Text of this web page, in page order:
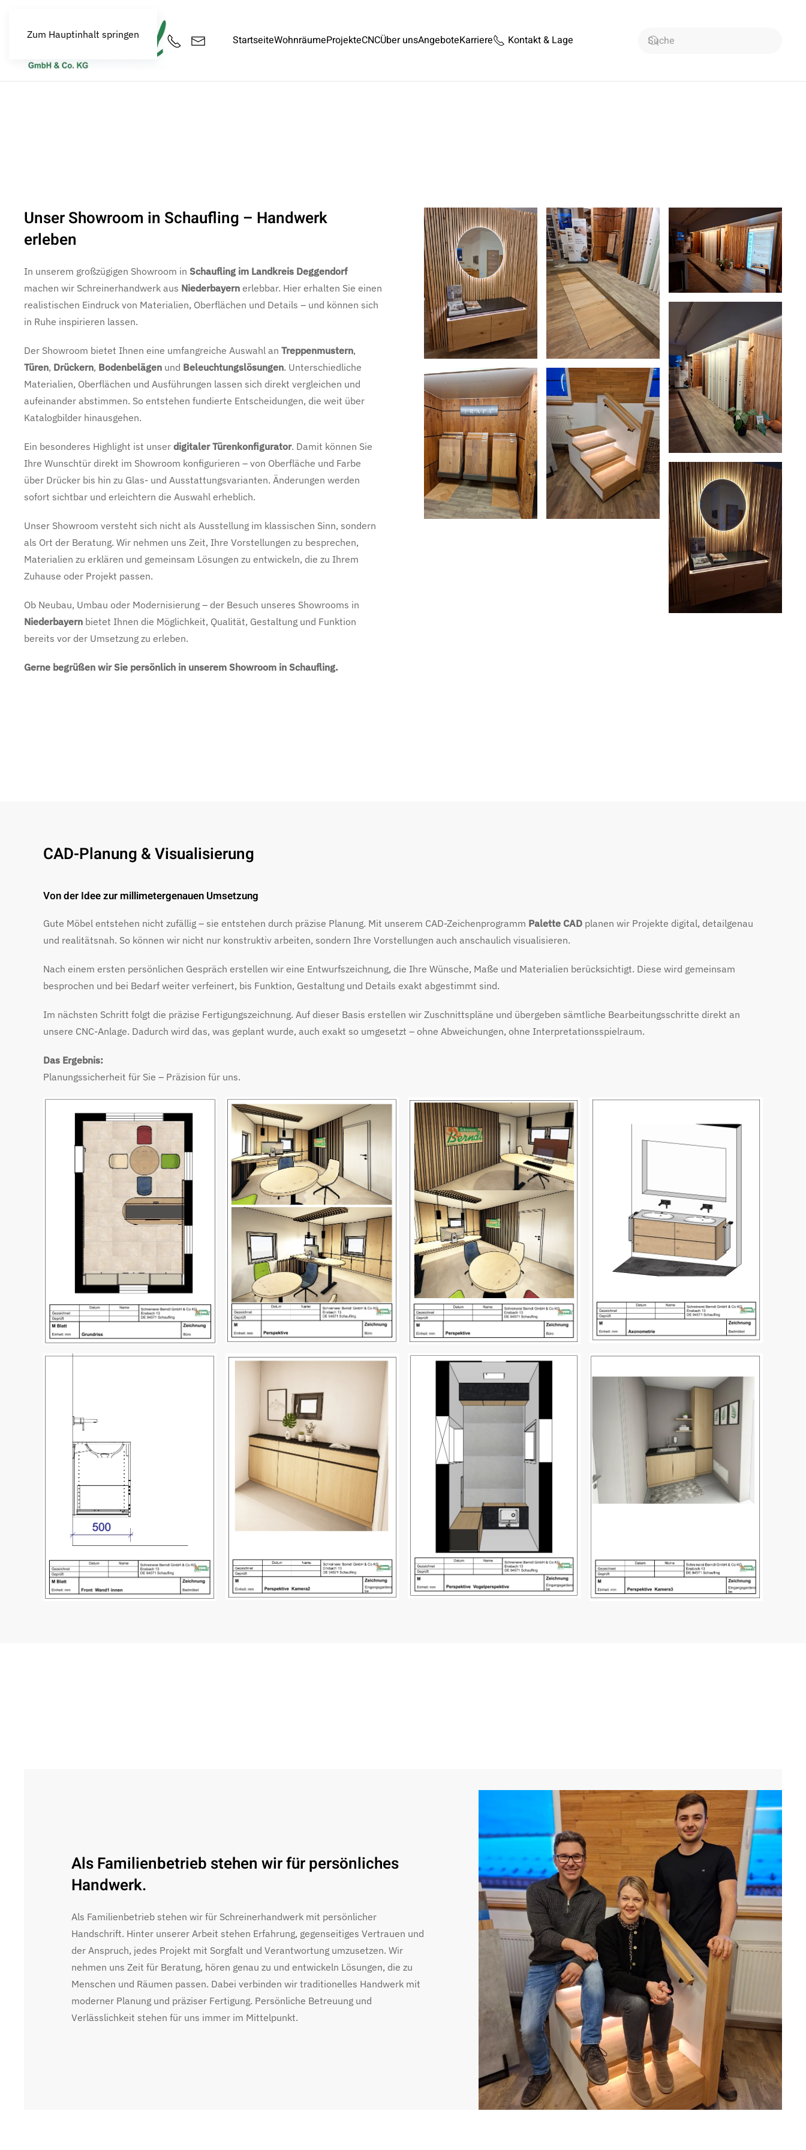
Zum Hauptinhalt springen StartseiteWohnräumeProjekteCNCÜber unsAngeboteKarriere Kontakt & Lage
Unser Showroom in Schaufling – Handwerk
erleben
In unserem großzügigen Showroom in Schaufling im Landkreis Deggendorf
machen wir Schreinerhandwerk aus Niederbayern erlebbar. Hier erhalten Sie einen
realistischen Eindruck von Materialien, Oberflächen und Details – und können sich
in Ruhe inspirieren lassen.
Der Showroom bietet Ihnen eine umfangreiche Auswahl an Treppenmustern,
Türen, Drückern, Bodenbelägen und Beleuchtungslösungen. Unterschiedliche
Materialien, Oberflächen und Ausführungen lassen sich direkt vergleichen und
aufeinander abstimmen. So entstehen fundierte Entscheidungen, die weit über
Katalogbilder hinausgehen.
Ein besonderes Highlight ist unser digitaler Türenkonfigurator. Damit können Sie
Ihre Wunsch­tür direkt im Showroom konfigurieren – von Oberfläche und Farbe
über Drücker bis hin zu Glas- und Ausstattungsvarianten. Änderungen werden
sofort sichtbar und erleichtern die Auswahl erheblich.
Unser Showroom versteht sich nicht als Ausstellung im klassischen Sinn, sondern
als Ort der Beratung. Wir nehmen uns Zeit, Ihre Vorstellungen zu besprechen,
Materialien zu erklären und gemeinsam Lösungen zu entwickeln, die zu Ihrem
Zuhause oder Projekt passen.
Ob Neubau, Umbau oder Modernisierung – der Besuch unseres Showrooms in
Niederbayern bietet Ihnen die Möglichkeit, Qualität, Gestaltung und Funktion
bereits vor der Umsetzung zu erleben.
Gerne begrüßen wir Sie persönlich in unserem Showroom in Schaufling.
CAD-Planung & Visualisierung
Von der Idee zur millimetergenauen Umsetzung
Gute Möbel entstehen nicht zufällig – sie entstehen durch präzise Planung. Mit unserem CAD-Zeichenprogramm Palette CAD planen wir Projekte digital, detailgenau
und realitätsnah. So können wir nicht nur konstruktiv arbeiten, sondern Ihre Vorstellungen auch anschaulich visualisieren.
Nach einem ersten persönlichen Gespräch erstellen wir eine Entwurfszeichnung, die Ihre Wünsche, Maße und Materialien berücksichtigt. Diese wird gemeinsam
besprochen und bei Bedarf weiter verfeinert, bis Funktion, Gestaltung und Details exakt abgestimmt sind.
Im nächsten Schritt folgt die präzise Fertigungszeichnung. Auf dieser Basis erstellen wir Zuschnittspläne und übergeben sämtliche Bearbeitungsschritte direkt an
unsere CNC-Anlage. Dadurch wird das, was geplant wurde, auch exakt so umgesetzt – ohne Abweichungen, ohne Interpretationsspielraum.
Das Ergebnis:
Planungssicherheit für Sie – Präzision für uns.
Bild öffnen Bild öffnen Bild öffnen Bild öffnen
Bild öffnen Bild öffnen Bild öffnen
Als Familienbetrieb stehen wir für persönliches
Handwerk.
Als Familienbetrieb stehen wir für Schreinerhandwerk mit persönlicher
Handschrift. Hinter unserer Arbeit stehen Erfahrung, gegenseitiges Vertrauen und
der Anspruch, jedes Projekt mit Sorgfalt und Verantwortung umzusetzen. Wir
nehmen uns Zeit für Beratung, hören genau zu und entwickeln Lösungen, die zu
Menschen und Räumen passen. Dabei verbinden wir traditionelles Handwerk mit
moderner Planung und präziser Fertigung. Persönliche Betreuung und
Verlässlichkeit stehen für uns immer im Mittelpunkt.